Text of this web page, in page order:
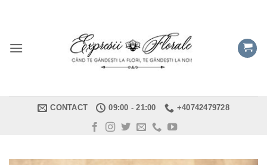
CONTACT 09:00 - 21:00 +40742479728